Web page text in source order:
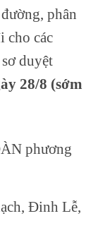
phân
cho các
duyệt
28/8 (sớm
phương
Đinh Lễ,